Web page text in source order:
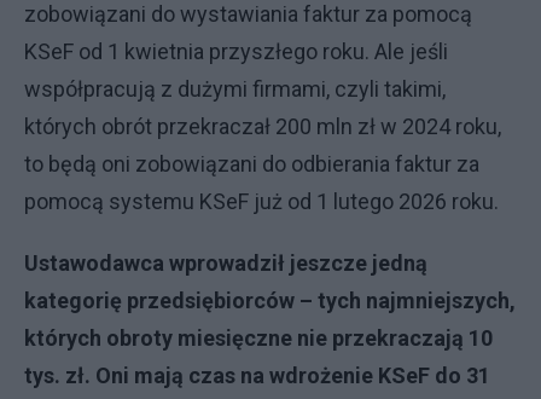
zobowiązani do wystawiania faktur za pomocą
KSeF od 1 kwietnia przyszłego roku. Ale jeśli
współpracują z dużymi firmami, czyli takimi,
których obrót przekraczał 200 mln zł w 2024 roku,
to będą oni zobowiązani do odbierania faktur za
pomocą systemu KSeF już od 1 lutego 2026 roku.
Ustawodawca wprowadził jeszcze jedną
kategorię przedsiębiorców – tych najmniejszych,
których obroty miesięczne nie przekraczają 10
tys. zł. Oni mają czas na wdrożenie KSeF do 31